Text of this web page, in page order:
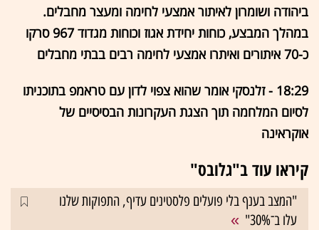
ביהודה ושומרון לאיתור אמצעי לחימה ומעצר מחבלים.
במהלך המבצע, כוחות יחידת אגוז וכוחות מגדוד 967 סרקו
כ-70 איתורים ואיתרו אמצעי לחימה רבים בבתי מחבלים
18:29 - זלנסקי אומר שהוא צפוי לדון עם טראמפ בתוכניתו
לסיום המלחמה תוך הצגת העקרונות הבסיסיים של
אוקראינה
קיראו עוד ב"גלובס"
"המצב בענף בלי פועלים פלסטינים עדיף, התפוקות שלנו
עלו ב־30%"